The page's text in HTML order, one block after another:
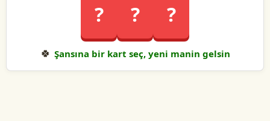
? ? ?
🍀 Şansına bir kart seç, yeni manin gelsin